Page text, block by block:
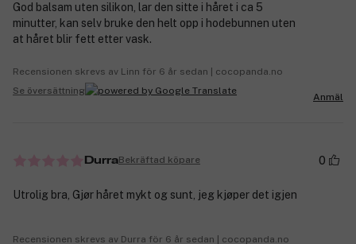
God balsam uten silikon, lar den sitte i håret i ca 5
minutter, kan selv bruke den helt opp i hodebunnen uten
at håret blir fett etter vask.
Recensionen skrevs av Linn för 6 år sedan | cocopanda.no
Se översättning
Anmäl
DurraBekräftad köpare 0
Utrolig bra, Gjør håret mykt og sunt, jeg kjøper det igjen
Recensionen skrevs av Durra för 6 år sedan | cocopanda.no